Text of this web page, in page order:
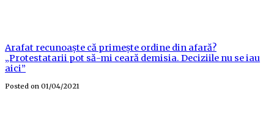
Arafat recunoaște că primește ordine din afară?
„Protestatarii pot să-mi ceară demisia. Deciziile nu se iau
aici”
Posted on 01/04/2021